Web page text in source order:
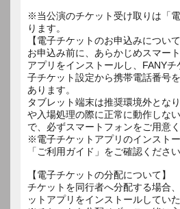
※当公演のチケット受け取りは「
ります。
【電子チケットのお申込みについて
お申込み前に、あらかじめスマー
アプリをインストールし、FANY
子チケット設定から携帯電話番号
あります。
タブレット端末は推奨環境外とな
や入場処理の際に正常に動作しな
で、必ずスマートフォンをご用意く
※電子チケットアプリのインスト
「ご利用ガイド」をご確認ください
【電子チケットの分配について】
チケットを同行者へ分配する場合
ットアプリをインストールしてい